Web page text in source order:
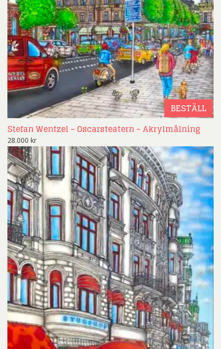
BESTÄLL
Stefan Wentzel – Oscarsteatern – Akrylmålning
28.000 kr